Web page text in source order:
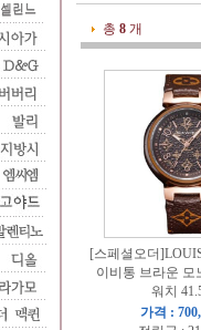
총 8 개
[스페셜오더
이비통 브라운 모
워치
가격 :